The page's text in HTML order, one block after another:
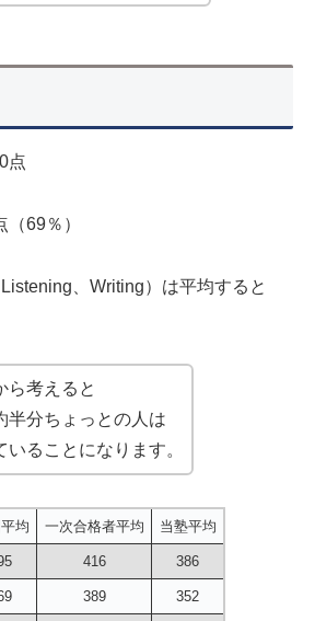
点
69％）
、Writing）は平均すると
ら考えると
半分ちょっとの人は
いることになります。
均 一次合格者平均 当塾平均
416 386
389 352